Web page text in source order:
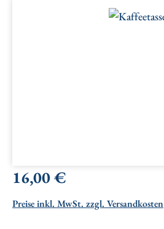
Bildergalerie überspringen
Regulärer Preis:
16,00 €
Preise inkl. MwSt. zzgl. Versandkosten